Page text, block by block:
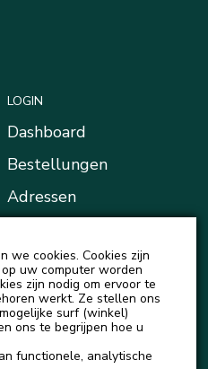
LOGIN
Dashboard
Bestellungen
Adressen
Mein Portemonnaie
Kontodetails
Ausloggen
we cookies. Cookies zijn
uw computer worden
zijn nodig om ervoor te
werkt. Ze stellen ons
surf (winkel)
ons te begrijpen hoe u
functionele, analytische